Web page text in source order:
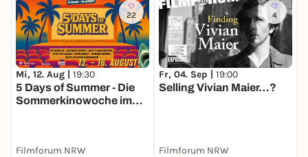
22
Mi, 12. Aug | 19:30
5 Days of Summer - Die
Sommerkinowoche im
Filmforum NRW
4
Fr, 04. Sep | 19:00
Selling Vivian Maier…?
Filmforum NRW